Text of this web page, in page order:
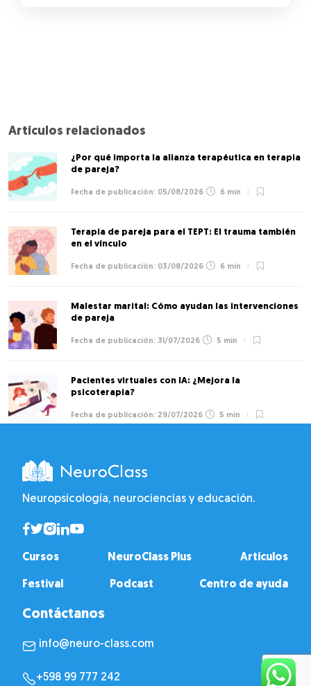
Artículos relacionados
¿Por qué importa la alianza terapéutica en terapia
de pareja?
05/08/2026 6 min
Terapia de pareja para el TEPT: El trauma también
en el vínculo
03/08/2026 6 min
Malestar marital: Cómo ayudan las intervenciones
de pareja
31/07/2026 5 min
Pacientes virtuales con IA: ¿Mejora la
psicoterapia?
29/07/2026 5 min
Neuropsicología, neurociencias y educación.
Cursos NeuroClass Plus Artículos
Festival Podcast Centro de ayuda
Contáctanos
info@neuro-class.com
+598 99 777 242